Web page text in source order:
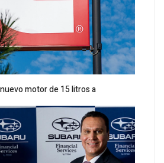
motor de 15 litros a